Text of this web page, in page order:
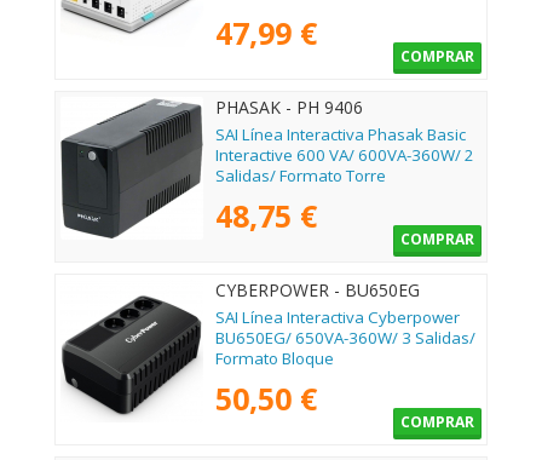
47,99 €
COMPRAR
PHASAK - PH 9406
SAI Línea Interactiva Phasak Basic
Interactive 600 VA/ 600VA-360W/ 2
Salidas/ Formato Torre
48,75 €
COMPRAR
CYBERPOWER - BU650EG
SAI Línea Interactiva Cyberpower
BU650EG/ 650VA-360W/ 3 Salidas/
Formato Bloque
50,50 €
COMPRAR